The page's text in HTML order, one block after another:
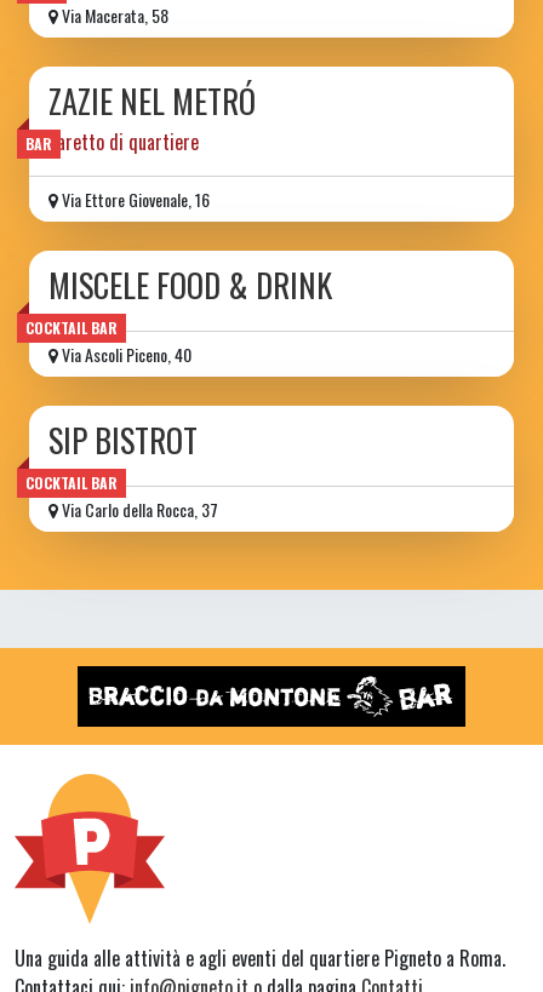
Via Macerata, 58
BAR
ZAZIE NEL METRÓ
baretto di quartiere
Via Ettore Giovenale, 16
COCKTAIL BAR
MISCELE FOOD & DRINK
Via Ascoli Piceno, 40
COCKTAIL BAR
SIP BISTROT
Via Carlo della Rocca, 37
Una guida alle attività e agli eventi del quartiere Pigneto a Roma.